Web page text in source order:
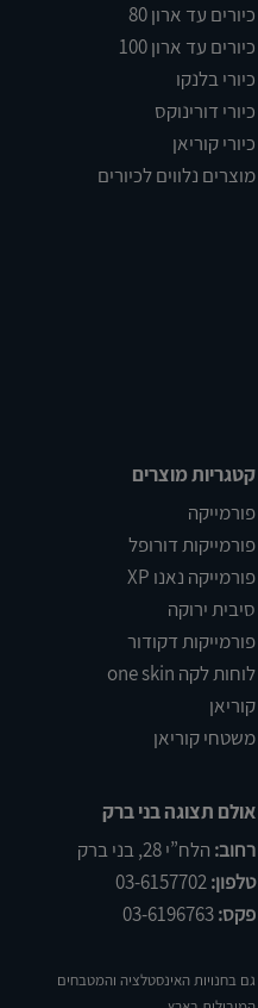
כיורים עד ארון 80
כיורים עד ארון 100
כיורי בלנקו
כיורי דורינוקס
כיורי קוריאן
מוצרים נלווים לכיורים
קטגריות מוצרים
פורמייקה
פורמייקות דורופל
פורמייקה נאנו XP
סיבית ירוקה
פורמייקות דקודור
לוחות לקה one skin
קוריאן
משטחי קוריאן
אולם תצוגה בני ברק
רחוב: הלח”י 28, בני ברק
טלפון:03-6157702
פקס:
גם בחנויות האינסטלציה והמטבחים